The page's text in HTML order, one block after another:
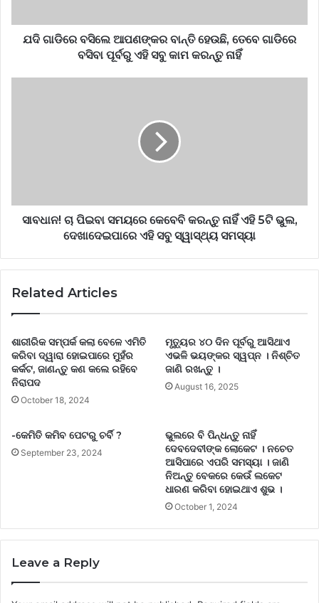
ଯଦି ଗାଡିରେ ବସିଲେ ଆପଣଙ୍କର ବାନ୍ତି ହେଉଛି, ତେବେ ଗାଡିରେ
ବସିବା ପୂର୍ବରୁ ଏହି ସବୁ କାମ କରନ୍ତୁ ନାହିଁ
ସାବଧାନ! ଚା ପିଇବା ସମୟରେ କେବେବି କରନ୍ତୁ ନାହିଁ ଏହି 5ଟି ଭୁଲ,
ଦେଖାଦେଇପାରେ ଏହି ସବୁ ସ୍ୱାସ୍ଥ୍ୟ ସମସ୍ୟା
Related Articles
ଶାରୀରିକ ସମ୍ପର୍କ କଲା ବେଳେ ଏମିତି
କରିବା ଦ୍ୱାରା ହୋଇପାରେ ମୁହଁର
କର୍କଟ, ଜାଣନ୍ତୁ କଣ କଲେ ରହିବେ
ନିରାପଦ
October 18, 2024
ମୃତ୍ୟୁର ୪୦ ଦିନ ପୂର୍ବରୁ ଆସିଥାଏ
ଏଭଳି ଭୟଙ୍କର ସ୍ୱପ୍ନ । ନିଶ୍ଚିତ
ଜାଣି ରଖନ୍ତୁ ।
August 16, 2025
-କେମିତି କମିବ ପେଟରୁ ଚର୍ବି ?
September 23, 2024
ଭୁଲରେ ବି ପିନ୍ଧନ୍ତୁ ନାହିଁ
ଦେବଦେବୀଙ୍କ ଲୋକେଟ । ନଚେତ
ଆସିପାରେ ଏପରି ସମସ୍ୟା । ଜାଣି
ନିଅନ୍ତୁ ବେକରେ କେଉଁ ଲକେଟ
ଧାରଣ କରିବା ହୋଇଥାଏ ଶୁଭ ।
October 1, 2024
Leave a Reply